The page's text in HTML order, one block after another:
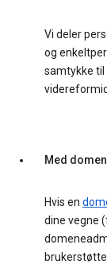
Vi deler
og
samtykke
Med
Hvis en
dine vegne